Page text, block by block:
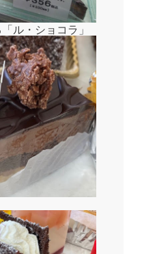
ル・ショコラ」